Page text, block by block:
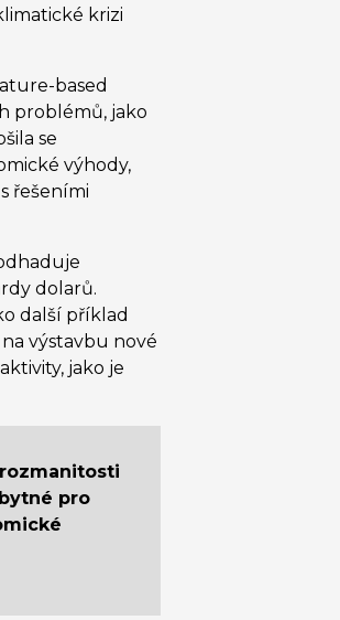
krizi
based
problémů, jako
se
výhody,
řešeními
dolarů.
další příklad
výstavbu nové
jako je
pro